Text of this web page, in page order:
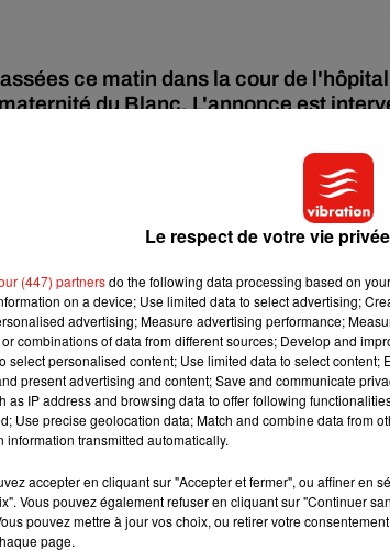
ce matin dans la cour de
du Blanc. L'annonce est
à sa fermeture.
dans l’Indre. Le conseil de surveillance de
, à l’annonce du verdict, de
dans la cour du centre hospitalier. Le
Mols s’est exprimé sur Facebook. Il craint
Le respect de votre vie
(447) partnersdo the following data processing based on
on a device; Use limited data to select advertising;
advertising; Measure advertising performance;
combinations of data from different sources; Develop and
select personalised content; Use limited data to select content;
present advertising and content; Save and communicate
as IP address and browsing data to offer following
Use precise geolocation data; Match and combine data from
information transmitted automatically.
accepter en cliquant sur "Accepter et fermer", ou affiner en
Vous pouvez également refuser en cliquant sur "Continuer
pouvez mettre à jour vos choix, ou retirer votre
page.